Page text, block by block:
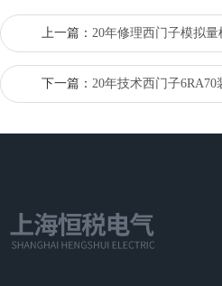
上一篇： 20年修理西门子模拟
下一篇： 20年技术西门子